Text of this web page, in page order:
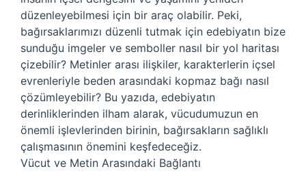
düzenleyebilmesi için bir araç olabilir. Peki,
bağırsaklarımızı düzenli tutmak için edebiyatın bize
sunduğu imgeler ve semboller nasıl bir yol haritası
çizebilir? Metinler arası ilişkiler, karakterlerin içsel
evrenleriyle beden arasındaki kopmaz bağı nasıl
çözümleyebilir? Bu yazıda, edebiyatın
derinliklerinden ilham alarak, vücudumuzun en
önemli işlevlerinden birinin, bağırsakların sağlıklı
çalışmasının önemini keşfedeceğiz.
Vücut ve Metin Arasındaki Bağlantı